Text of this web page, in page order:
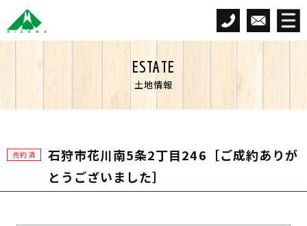
ESTATE
土地情報
売約済
石狩市花川南5条2丁目246［ご成約ありが
とうございました］